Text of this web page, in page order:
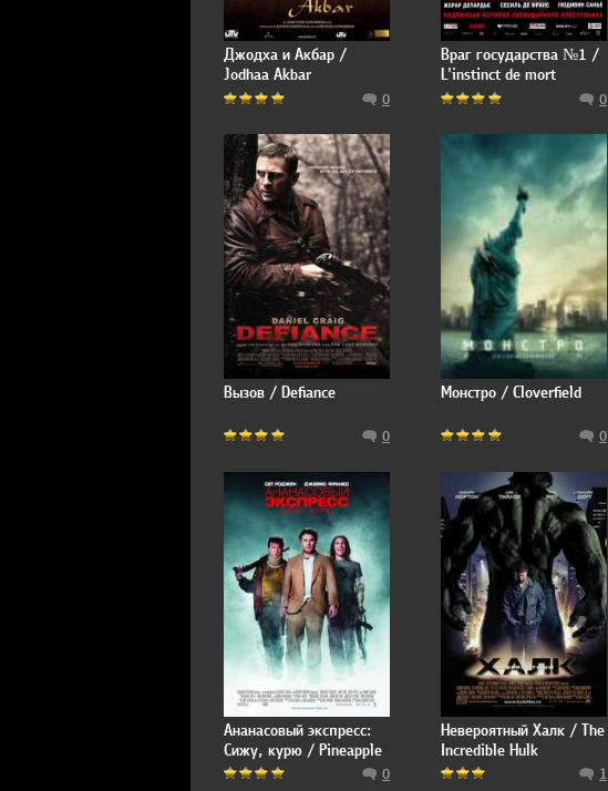
Джодха и Акбар /
Jodhaa Akbar
0
Враг государства №1 /
L'instinct de mort
0
Вызов / Defiance
0
Монстро / Cloverfield
0
Ананасовый экспресс:
Сижу, курю / Pineapple
Express
0
Невероятный Халк / The
Incredible Hulk
1